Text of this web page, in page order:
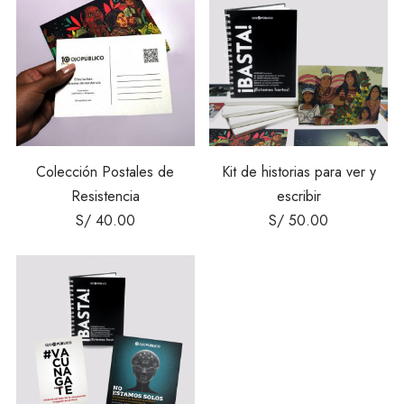
Colección Postales de
Resistencia
S/40.00
Kit de historias para ver y
escribir
S/ 50.00